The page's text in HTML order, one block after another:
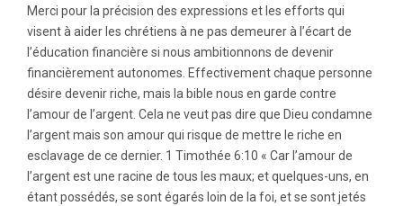
Merci pour la précision des expressions et les efforts qui
visent à aider les chrétiens à ne pas demeurer à l’écart de
l’éducation financière si nous ambitionnons de devenir
financièrement autonomes. Effectivement chaque personne
désire devenir riche, mais la bible nous en garde contre
l’amour de l’argent. Cela ne veut pas dire que Dieu condamne
l’argent mais son amour qui risque de mettre le riche en
esclavage de ce dernier. 1 Timothée 6:10 « Car l’amour de
l’argent est une racine de tous les maux; et quelques-uns, en
étant possédés, se sont égarés loin de la foi, et se sont jetés